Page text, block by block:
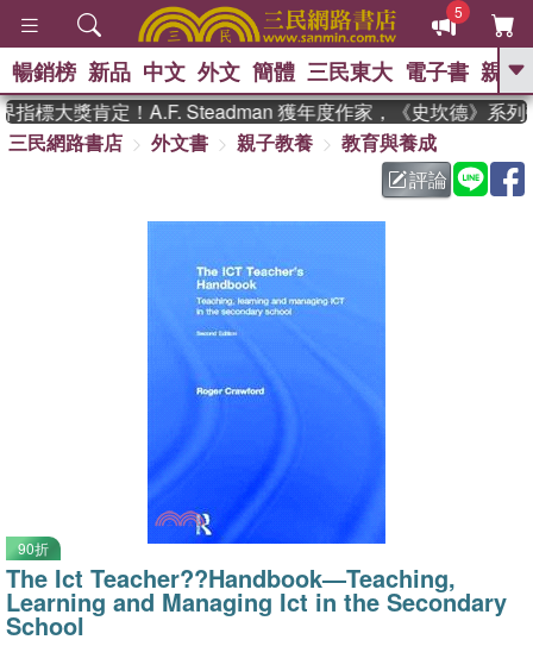
5
GO
熱搜： 東野圭吾 、 高希均教授回憶錄
父親節 、 如果歷
暑期推薦 、 國際布克
獎 臺灣漫遊錄 、 方念華
偉大的迷走神經
暢銷榜 新品 中文 外文 簡體 三民東大 電子書 親子
標大獎肯定！A.F. Steadman 獲年度作家，《史坎德》系列
三民網路書店
外文書 親子教養
教育與養成
評論
90折
The Ict Teacher??Handbook—Teaching,
Learning and Managing Ict in the Secondary
School